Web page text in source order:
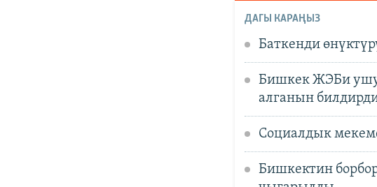
ДАГЫ КАРАҢЫЗ
Баткенди
Бишкек ЖЭБи
алганын
Социалдык
Бишкектин